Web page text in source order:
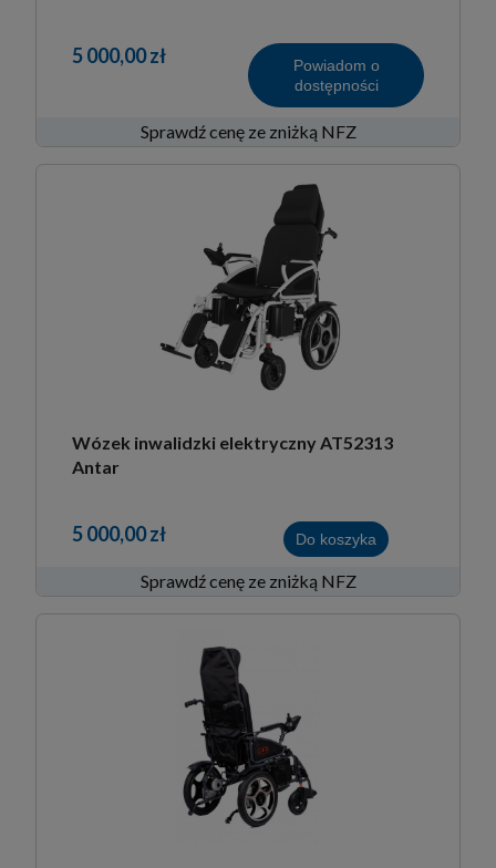
5 000,00 zł
Powiadom o
dostępności
Sprawdź cenę ze zniżką NFZ
Wózek inwalidzki elektryczny AT52313
Antar
5 000,00 zł Do koszyka
Sprawdź cenę ze zniżką NFZ